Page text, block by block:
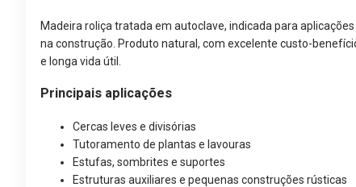
Madeira roliça tratada em autoclave, indicada para
na construção. Produto natural, com excelente custo-
e longa vida útil.
Principais aplicações
Cercas leves e divisórias
Tutoramento de plantas e lavouras
Estufas, sombrites e suportes
Estruturas auxiliares e pequenas construções rústicas